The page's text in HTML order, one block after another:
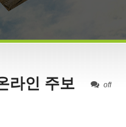
off
라인 주보